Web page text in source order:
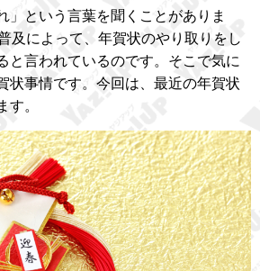
」という言葉を聞くことがありま
及によって、年賀状のやり取りをし
と言われているのです。そこで気に
状事情です。今回は、最近の年賀状
す。